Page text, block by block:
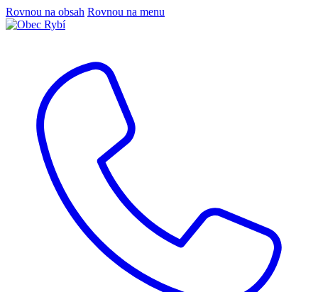
Rovnou na obsah Rovnou na menu